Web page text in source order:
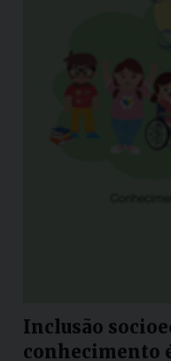
Inclusão
conhecimento